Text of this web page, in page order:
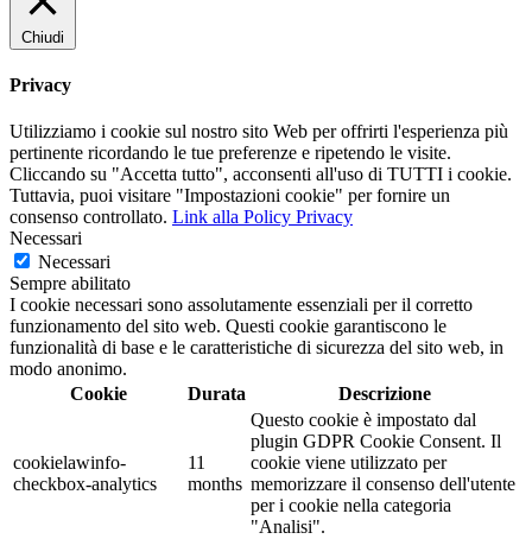
Chiudi
Privacy
Utilizziamo i cookie sul nostro sito Web per offrirti l'esperienza più
pertinente ricordando le tue preferenze e ripetendo le visite.
Cliccando su "Accetta tutto", acconsenti all'uso di TUTTI i cookie.
Tuttavia, puoi visitare "Impostazioni cookie" per fornire un
consenso controllato. Link alla Policy Privacy
Necessari
Necessari
Sempre abilitato
I cookie necessari sono assolutamente essenziali per il corretto
funzionamento del sito web. Questi cookie garantiscono le
funzionalità di base e le caratteristiche di sicurezza del sito web, in
modo anonimo.
Cookie
Durata Descrizione
cookielawinfo-
checkbox-analytics
11
months
Questo cookie è impostato dal
plugin GDPR Cookie Consent. Il
cookie viene utilizzato per
memorizzare il consenso dell'utente
per i cookie nella categoria
"Analisi".